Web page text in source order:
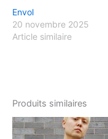
Envol
20 novembre 2025
Article similaire
Produits similaires